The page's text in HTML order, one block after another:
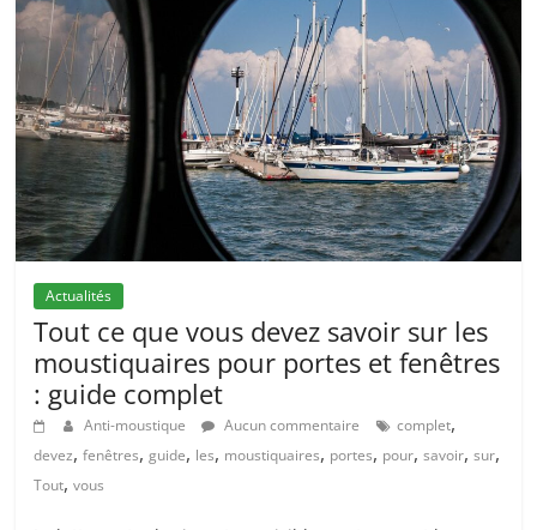
Actualités
Tout ce que vous devez savoir sur les
moustiquaires pour portes et fenêtres
: guide complet
Anti-moustique Aucun commentaire complet,
devez,fenêtres,guide, les, moustiquaires, portes, pour,savoir,sur,
Tout,vous